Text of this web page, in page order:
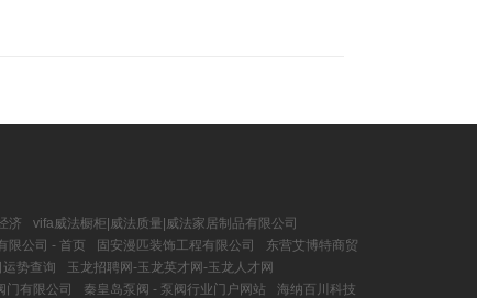
济
vifa威法橱柜|威法质量|威法家居制品有限公司
限公司 - 首页 固安漫匹装饰工程有限公司
东营艾博特商贸
势查询
玉龙招聘网-玉龙英才网-玉龙人才网
门有限公司 秦皇岛泵阀 - 泵阀行业门户网站
海纳百川科技